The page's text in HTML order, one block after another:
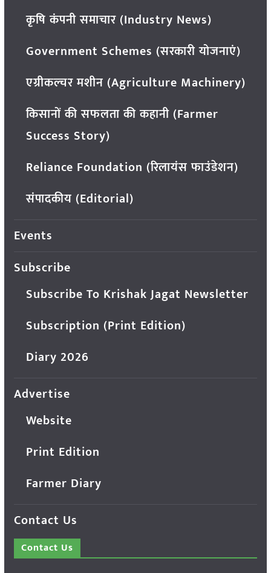
कृषि कंपनी समाचार (Industry News)
Government Schemes (सरकारी योजनाएं)
एग्रीकल्चर मशीन (Agriculture Machinery)
किसानों की सफलता की कहानी (Farmer
Success Story)
Reliance Foundation (रिलायंस फाउंडेशन)
संपादकीय (Editorial)
Events
Subscribe
Subscribe To Krishak Jagat Newsletter
Subscription (Print Edition)
Diary 2026
Advertise
Website
Print Edition
Farmer Diary
Contact Us
Contact Us